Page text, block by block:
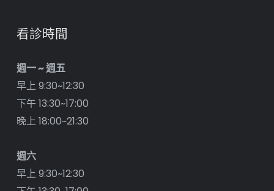
看診時間
週一 ~ 週五
早上 9:30~12:30
下午 13:30~17:00
晚上 18:00~21:30
週六
早上 9:30~12:30